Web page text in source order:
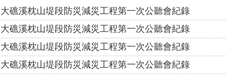
大礁溪枕山堤段防災減災工程第一次公聽會紀錄
大礁溪枕山堤段防災減災工程第一次公聽會紀錄
大礁溪枕山堤段防災減災工程第一次公聽會紀錄
大礁溪枕山堤段防災減災工程第一次公聽會紀錄